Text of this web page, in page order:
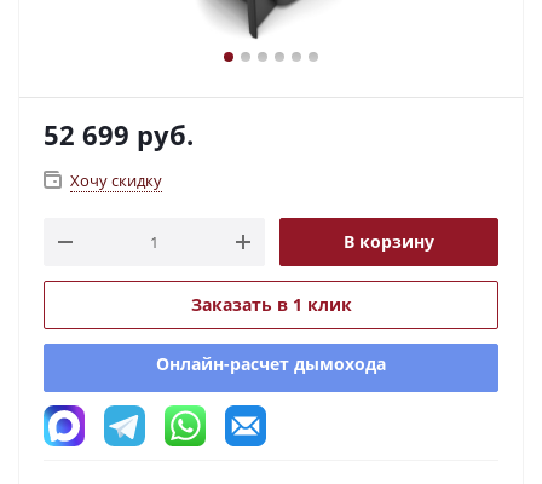
52 699 руб.
Хочу скидку
В корзину
Заказать в 1 клик
Онлайн-расчет дымохода